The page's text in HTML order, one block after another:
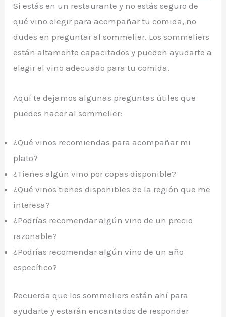
Si estás en un restaurante y no estás seguro de
qué vino elegir para acompañar tu comida, no
dudes en preguntar al sommelier. Los sommeliers
están altamente capacitados y pueden ayudarte a
elegir el vino adecuado para tu comida.
Aquí te dejamos algunas preguntas útiles que
puedes hacer al sommelier:
¿Qué vinos recomiendas para acompañar mi
plato?
¿Tienes algún vino por copas disponible?
¿Qué vinos tienes disponibles de la región que me
interesa?
¿Podrías recomendar algún vino de un precio
razonable?
¿Podrías recomendar algún vino de un año
específico?
Recuerda que los sommeliers están ahí para
ayudarte y estarán encantados de responder